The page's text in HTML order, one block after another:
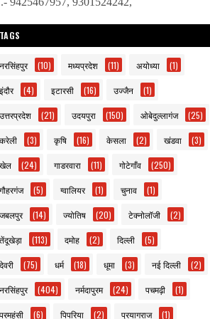
(10) मध्यप्रदेश (11) अयोध्या (1)
(4) इटारसी (16) उज्जैन (1)
(21) उदयपुरा (150) ओबेदुल्लागंज (25)
(3) कृषि (16) केसला (2) खंडवा (3)
(24) गाडरवारा (11) गोटेगाँव (250)
(5) ग्वालियर (1) चुनाव (1)
(14) ज्योतिष (20) टेक्नोलॉजी (2)
(113) दमोह (2) दिल्ली (5)
(75) धर्म (18) धूमा (3) नई दिल्ली (2)
(404) नर्मदापुरम (24) पचमढ़ी (1)
(6) पिपरिया (2) प्रयागराज (1)